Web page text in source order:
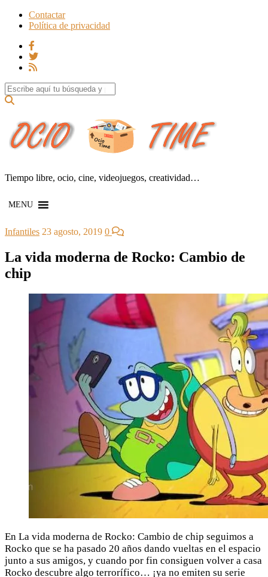
Contactar
Política de privacidad
Search for:
Tiempo libre, ocio, cine, videojuegos, creatividad…
MENU
Infantiles 23 agosto, 2019 0
La vida moderna de Rocko: Cambio de
chip
En La vida moderna de Rocko: Cambio de chip seguimos a
Rocko que se ha pasado 20 años dando vueltas en el espacio
junto a sus amigos, y cuando por fin consiguen volver a casa
Rocko descubre algo terrorífico… ¡ya no emiten su serie